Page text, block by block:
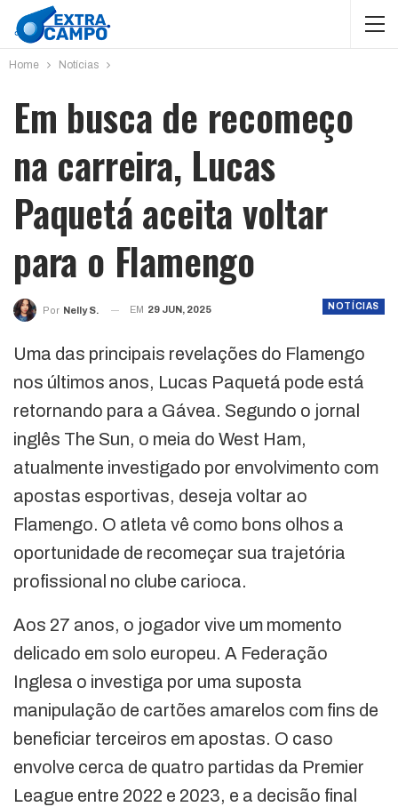
Home Notícias
Em busca de recomeço
na carreira, Lucas
Paquetá aceita voltar
para o Flamengo
NOTÍCIAS
Por Nelly S. EM 29 JUN, 2025
Uma das principais revelações do Flamengo
nos últimos anos, Lucas Paquetá pode está
retornando para a Gávea. Segundo o jornal
inglês The Sun, o meia do West Ham,
atualmente investigado por envolvimento com
apostas esportivas, deseja voltar ao
Flamengo. O atleta vê como bons olhos a
oportunidade de recomeçar sua trajetória
profissional no clube carioca.
Aos 27 anos, o jogador vive um momento
delicado em solo europeu. A Federação
Inglesa o investiga por uma suposta
manipulação de cartões amarelos com fins de
beneficiar terceiros em apostas. O caso
envolve cerca de quatro partidas da Premier
League entre 2022 e 2023, e a decisão final